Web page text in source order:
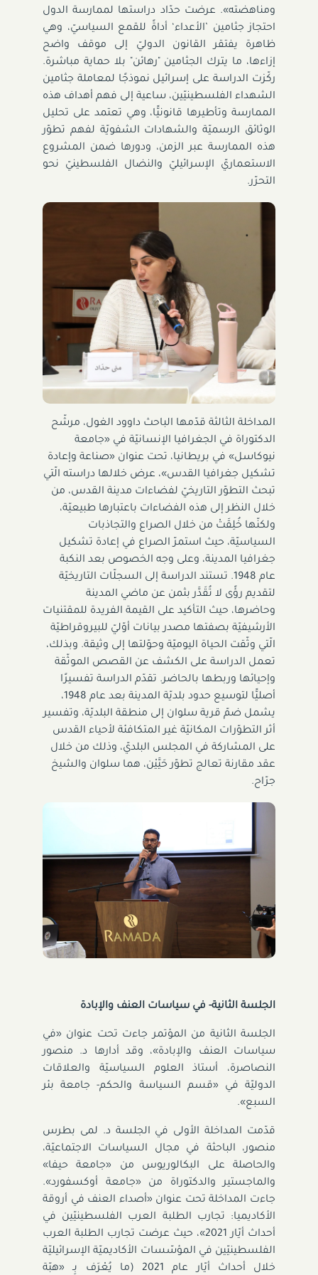
ومناهضته». عرضت حدّاد دراستها لممارسة الدول
احتجاز جثامين ’الأعداء‘ أداةً للقمع السياسيّ، وهي
ظاهرة يفتقر القانون الدوليّ إلى موقف واضح
إزاءها، ما يترك الجثامين "رهائن" بلا حماية مباشرة.
ركّزت الدراسة على إسرائيل نموذجًا لمعاملة جثامين
الشهداء الفلسطينيّين، ساعية إلى فهم أهداف هذه
الممارسة وتأطيرها قانونيًّا، وهي تعتمد على تحليل
الوثائق الرسميّة والشهادات الشفويّة لفهم تطوّر
هذه الممارسة عبر الزمن، ودورها ضمن المشروع
الاستعماريّ الإسرائيليّ والنضال الفلسطينيّ نحو
التحرّر.
المداخلة الثالثة قدّمها الباحث داوود الغول، مرشّح
الدكتوراة في الجغرافيا الإنسانيّة في «جامعة
نيوكاسل» في بريطانيا، تحت عنوان «صناعة وإعادة
تشكيل جغرافيا القدس»، عرض خلالها دراسته الّتي
تبحث التطوّر التاريخيّ لفضاءات مدينة القدس، من
خلال النظر إلى هذه الفضاءات باعتبارها طبيعيّة،
ولكنّها خُلِقَتْ من خلال الصراع والتجاذبات
السياسيّة، حيث استمرّ الصراع في إعادة تشكيل
جغرافيا المدينة، وعلى وجه الخصوص بعد النكبة
عام 1948. تستند الدراسة إلى السجلّات التاريخيّة
لتقديم رؤًى لا تُقَدَّر بثمن عن ماضي المدينة
وحاضرها، حيث التأكيد على القيمة الفريدة للمقتنيات
الأرشيفيّة بصفتها مصدر بيانات أوّليّ للبيروقراطيّة
الّتي وثّقت الحياة اليوميّة وحوّلتها إلى وثيقة. وبذلك،
تعمل الدراسة على الكشف عن القصص الموثّقة
وإحيائها وربطها بالحاضر. تقدّم الدراسة تفسيرًا
أصليًّا لتوسيع حدود بلديّة المدينة بعد عام 1948،
يشمل ضمّ قرية سلوان إلى منطقة البلديّة، وتفسير
أثر التطوّرات المكانيّة غير المتكافئة لأحياء القدس
على المشاركة في المجلس البلديّ، وذلك من خلال
عقد مقارنة تعالج تطوّر حَيَّيْن، هما سلوان والشيخ
جرّاح.
الجلسة الثانية- في سياسات العنف والإبادة
الجلسة الثانية من المؤتمر جاءت تحت عنوان «في
سياسات العنف والإبادة»، وقد أدارها د. منصور
النصاصرة، أستاذ العلوم السياسيّة والعلاقات
الدوليّة في «قسم السياسة والحكم- جامعة بئر
السبع».
قدّمت المداخلة الأولى في الجلسة د. لمى بطرس
منصور، الباحثة في مجال السياسات الاجتماعيّة،
والحاصلة على البكالوريوس من «جامعة حيفا»
والماجستير والدكتوراة من «جامعة أوكسفورد».
جاءت المداخلة تحت عنوان «أصداء العنف في أروقة
الأكاديميا: تجارب الطلبة العرب الفلسطينيّين في
أحداث أيّار 2021»، حيث عرضت تجارب الطلبة العرب
الفلسطينيّين في المؤسّسات الأكاديميّة الإسرائيليّة
خلال أحداث أيّار عام 2021 (ما يُعْرَف بِـ «هبّة